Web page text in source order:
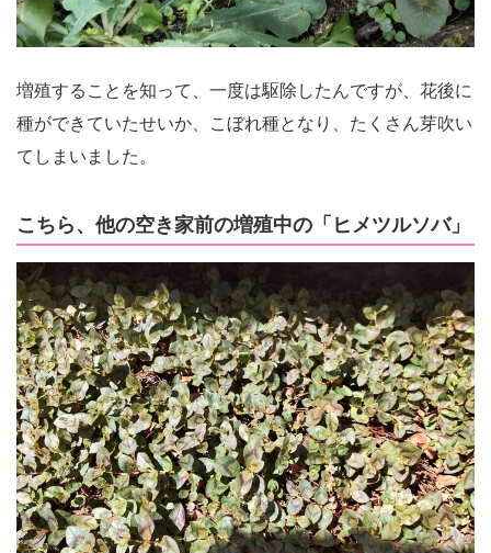
増殖することを知って、一度は駆除したんですが、花後に
種ができていたせいか、こぼれ種となり、たくさん芽吹い
てしまいました。
こちら、他の空き家前の増殖中の「ヒメツルソバ」